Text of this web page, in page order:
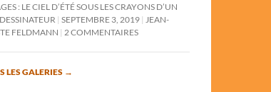
: LE CIEL D’ÉTÉ SOUS LES CRAYONS D’UN
SEPTEMBRE 3, 2019
JEAN-
FELDMANN
2 COMMENTAIRES
LES GALERIES →